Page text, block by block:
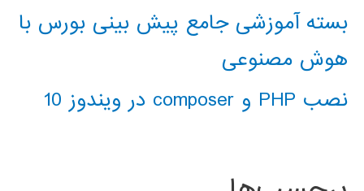
بسته آموزشی جامع پیش بینی بورس با
هوش مصنوعی
نصب PHP و composer در ویندوز 10